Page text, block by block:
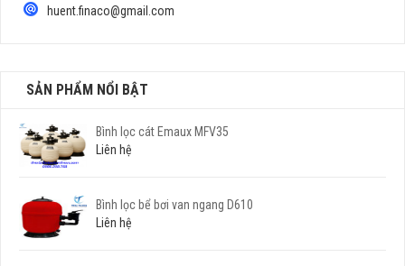
huent.finaco@gmail.com
SẢN PHẨM NỔI BẬT
Bình lọc cát Emaux MFV35
Liên hệ
Bình lọc bể bơi van ngang D610
Liên hệ